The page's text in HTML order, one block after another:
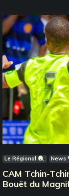
Le Régional 🛖 News
CAM Tchin-
Bouët du